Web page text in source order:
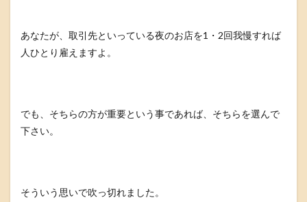
あなたが、取引先といっている夜のお店を1・2回我慢すれば
人ひとり雇えますよ。
でも、そちらの方が重要という事であれば、そちらを選んで
下さい。
そういう思いで吹っ切れました。